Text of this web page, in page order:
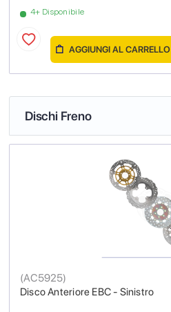
4+ Disponibile
AGGIUNGI AL CARRELLO
Dischi Freno
Disco Anteriore EBC - Sinistro
(AC5925)